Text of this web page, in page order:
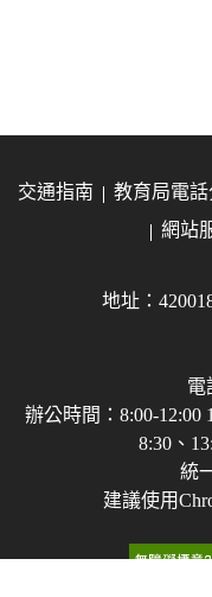
交通指南 教育局電
網站
地址：
電
辦公時間：8:00-12:00
8:30、
統
建議使用